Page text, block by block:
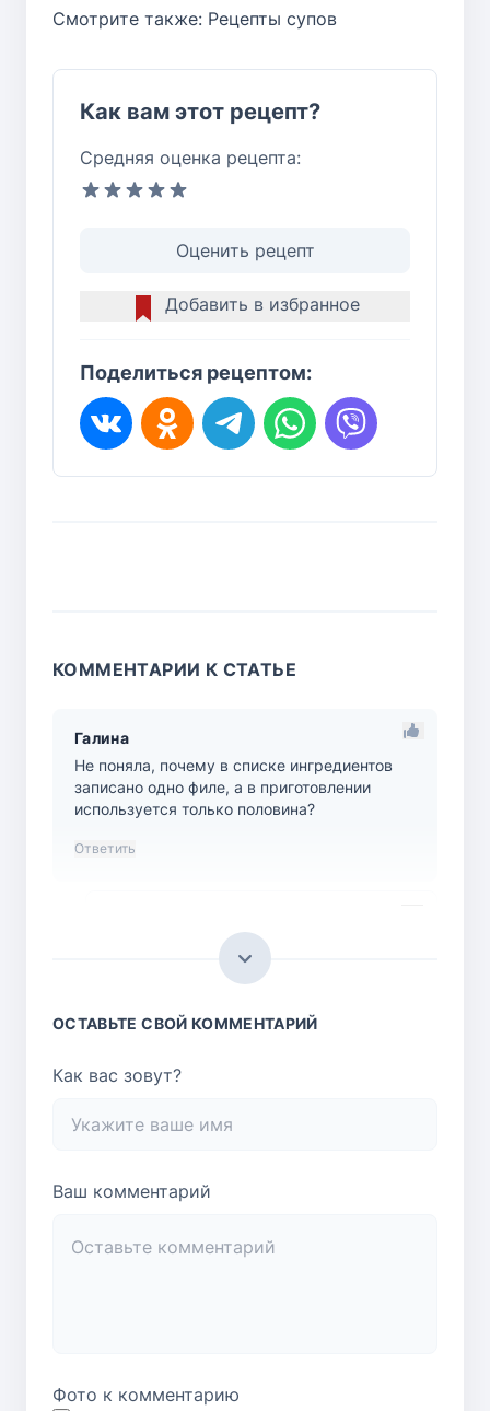
Смотрите также: Рецепты супов
Как вам этот рецепт?
Средняя оценка рецепта:
Оценить рецепт
Добавить в избранное
Поделиться рецептом:
КОММЕНТАРИИ К СТАТЬЕ
Галина
Не поняла, почему в списке ингредиентов
записано одно филе, а в приготовлении
используется только половина?
Ответить
Администратор
Добрый вечер! Спасибо, что указали на
недочет в рецепте. Уже все поправили!
Галина
половина филе, значит, и в ингредиентах
Ответить
ОСТАВЬТЕ СВОЙ КОММЕНТАРИЙ
Как вас зовут?
Ваш комментарий
Фото к комментарию